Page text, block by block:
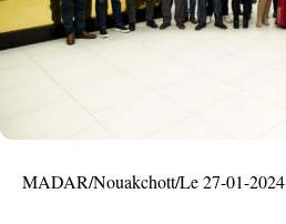
MADAR/Nouakchott/Le 27-01-2024